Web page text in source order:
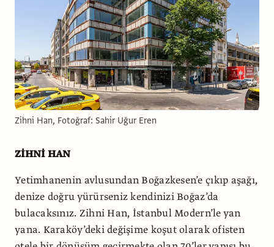
Zihni Han, Fotoğraf: Sahir Uğur Eren
ZİHNİ HAN
Yetimhanenin avlusundan Boğazkesen’e çıkıp aşağı,
denize doğru yürürseniz kendinizi Boğaz’da
bulacaksınız. Zihni Han, İstanbul Modern’le yan
yana. Karaköy’deki değişime koşut olarak ofisten